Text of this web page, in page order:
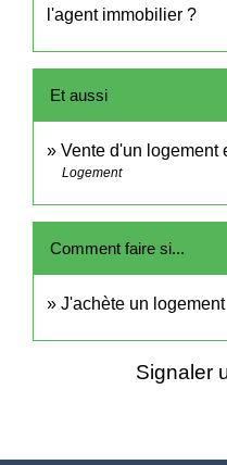
l'agent immobilier ?
Et aussi
Vente d'un logement
Logement
Comment faire si...
J'achète un logement
Signaler